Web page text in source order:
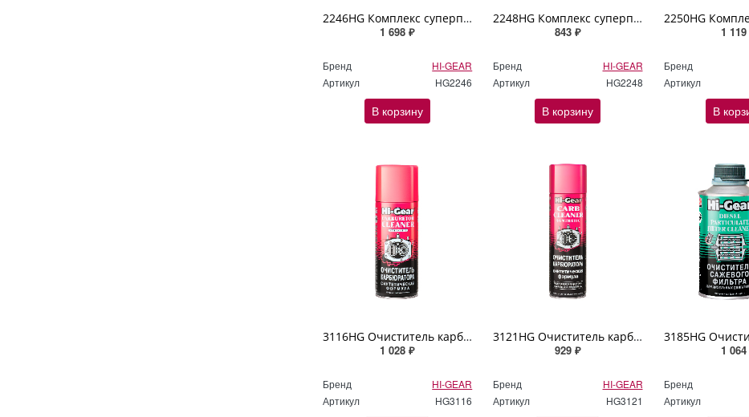
2246HG Комплекс суперприсадок к маслу OIL TREATMENT "OLD CARS and TAXI" Hi Gear 946мл
1 698 ₽
Бренд
HI-GEAR
Артикул
HG2246
В корзину
2248HG Комплекс суперприсадок к маслу для новых автомобилей (содержит ER) Hi Gear 444мл
843 ₽
Бренд
HI-GEAR
Артикул
HG2248
В корзину
1
Бренд
Артикул
В
3116HG Очиститель карбюратора (синтетическая формула, аэрозоль) Hi Gear 350г
1 028 ₽
Бренд
HI-GEAR
Артикул
HG3116
3121HG Очиститель карбюратора (синтетическая формула, аэрозоль) Hi Gear 510г
929 ₽
Бренд
HI-GEAR
Артикул
HG3121
1
Бренд
Артикул